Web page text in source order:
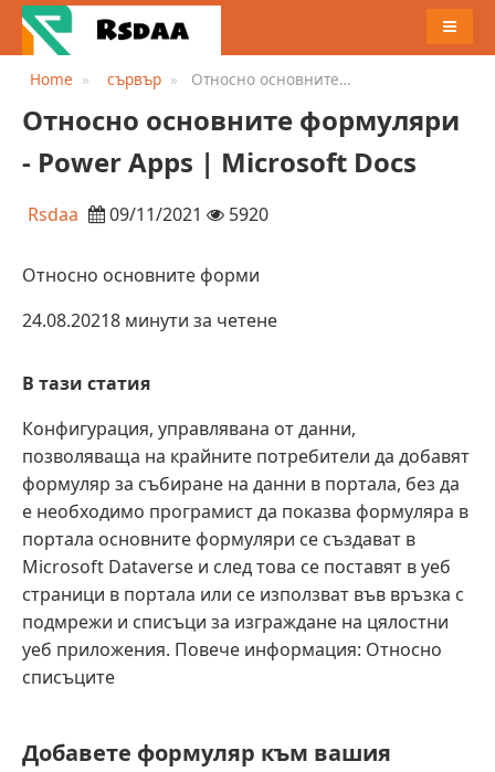
MENU
Home сървър
Относно основните
Microsoft Docs
Относно основните формуляри
- Power Apps | Microsoft Docs
Rsdaa 09/11/2021 5920
Относно основните форми
24.08.20218 минути за четене
В тази статия
Конфигурация, управлявана от данни,
позволяваща на крайните потребители да добавят
формуляр за събиране на данни в портала, без да
е необходимо програмист да показва формуляра в
портала основните формуляри се създават в
Microsoft Dataverse и след това се поставят в уеб
страници в портала или се използват във връзка с
подмрежи и списъци за изграждане на цялостни
уеб приложения. Повече информация: Относно
списъците
Добавете формуляр към вашия